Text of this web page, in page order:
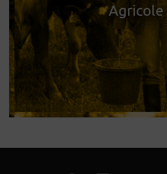
Agricole